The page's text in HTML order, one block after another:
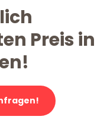
Preis in